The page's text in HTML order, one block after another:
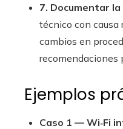
7. Documentar
técnico con causa
cambios en
recomendaciones
Ejemplos
Caso 1 — Wi‑Fi